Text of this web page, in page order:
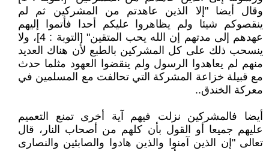
وقال أيضا "إلا الذين عاهدتم من المشركين ثم لم
ينقصوكم شيئا ولم يظاهروا عليكم أحدا فأتموا إليهم
عهدهم إلى مدتهم إن الله يحب المتقين" [التوبة : 4]، ولا
ينسحب ذلك على كل المشركين بالطبع لأن هناك العديد
منهم لم يعاهدوا الرسول ولم ينقضوا العهود مثلما حدث
مع قبيلة خزاعة المشركة التي تحالفت مع المسلمين في
معركة الخندق..
أيضا فالمشركين نزلت فيهم آية أخرى تمنع التعميم
عليهم جميعا أو القول بأن كلهم من أصحاب النار، قال
تعالى "إن الذين آمنوا والذين هادوا والصابئين والنصارى